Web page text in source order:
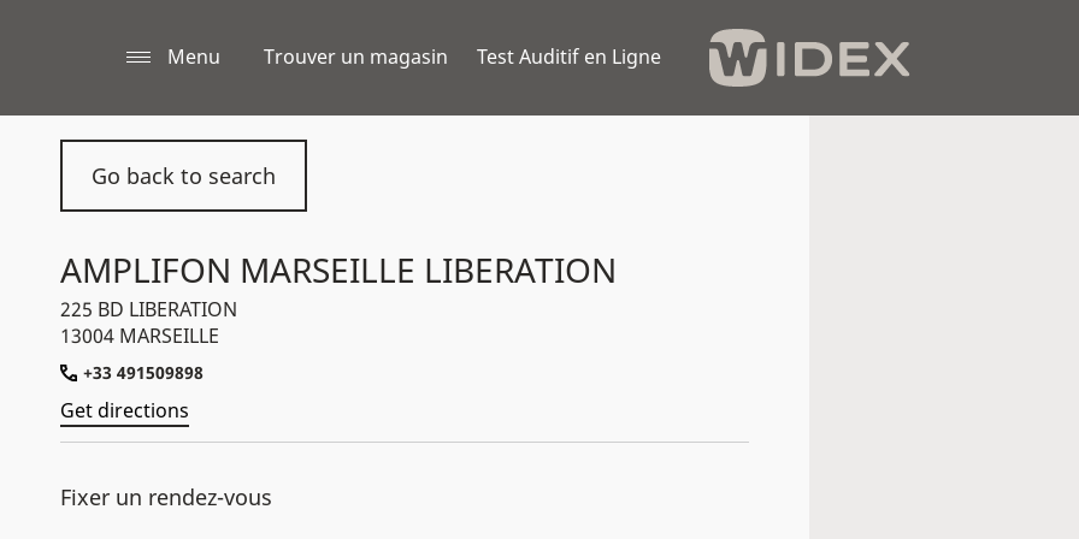
Menu Trouver un magasin Test Auditif en Ligne
Go back to search
AMPLIFON MARSEILLE LIBERATION
225 BD LIBERATION
13004 MARSEILLE
+33 491509898
Get directions
Fixer un rendez-vous